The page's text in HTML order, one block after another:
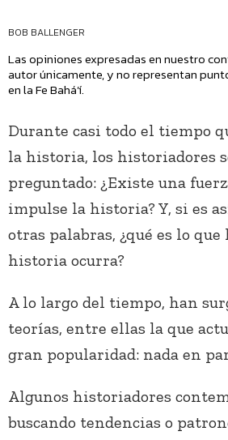
BOB BALLENGER
Las opiniones expresadas en nuestro
autor únicamente, y no representan
en la Fe Bahá’í.
Durante casi todo el tiempo
la historia, los historiadores
preguntado: ¿Existe una
impulse la historia? Y, si es
otras palabras, ¿qué es lo que
historia ocurra?
A lo largo del tiempo, han
teorías, entre ellas la que
gran popularidad: nada en
Algunos historiadores
buscando tendencias o